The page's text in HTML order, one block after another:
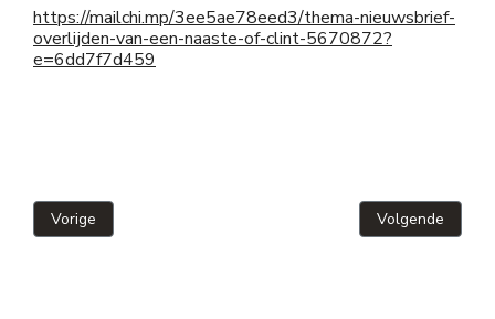
https://mailchi.mp/3ee5ae78eed3/thema-nieuwsbrief-
overlijden-van-een-naaste-of-clint-5670872?
e=6dd7f7d459
Vorig artikel: Studiedag: Help, mijn cliënt is zwanger!
Vorige Volgende
Volgende